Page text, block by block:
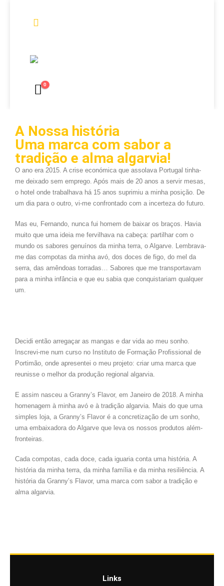
0
A Nossa história
Uma marca com sabor a
tradição e alma algarvia!
O ano era 2015. A crise económica que assolava Portugal tinha-
me deixado sem emprego. Após mais de 20 anos a servir mesas,
o hotel onde trabalhava há 15 anos suprimiu a minha posição. De
um dia para o outro, vi-me confrontado com a incerteza do futuro.
Mas eu, Fernando, nunca fui homem de baixar os braços. Havia
muito que uma ideia me fervilhava na cabeça: partilhar com o
mundo os sabores genuínos da minha terra, o Algarve. Lembrava-
me das compotas da minha avó, dos doces de figo, do mel da
serra, das amêndoas torradas… Sabores que me transportavam
para a minha infância e que eu sabia que conquistariam qualquer
um.
Decidi então arregaçar as mangas e dar vida ao meu sonho.
Inscrevi-me num curso no Instituto de Formação Profissional de
Portimão, onde apresentei o meu projeto: criar uma marca que
reunisse o melhor da produção regional algarvia.
E assim nasceu a Granny’s Flavor, em Janeiro de 2018. A minha
homenagem à minha avó e à tradição algarvia. Mais do que uma
simples loja, a Granny’s Flavor é a concretização de um sonho,
uma embaixadora do Algarve que leva os nossos produtos além-
fronteiras.
Cada compotas, cada doce, cada iguaria conta uma história. A
história da minha terra, da minha família e da minha resiliência. A
história da Granny’s Flavor, uma marca com sabor a tradição e
alma algarvia.
Links